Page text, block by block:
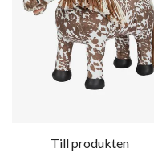
Till produkten